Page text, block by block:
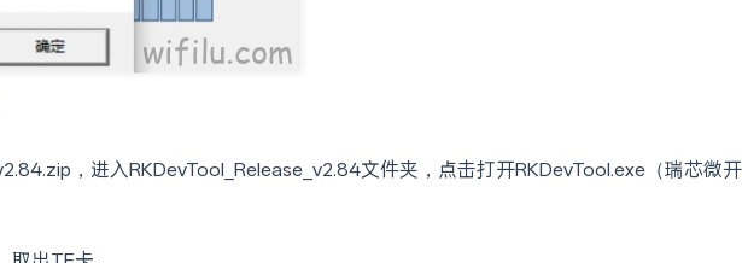
，进入RKDevTool_Release_v2.84文件夹，点击打开RKDevTool.exe（瑞芯微